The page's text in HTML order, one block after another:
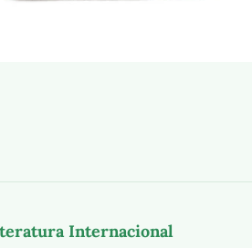
Internacional